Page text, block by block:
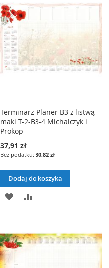
ŻYCZEŃ
Terminarz-Planer B3 z listwą
maki T-2-B3-4 Michalczyk i
Prokop
37,91 zł
30,82 zł
Dodaj do koszyka
DODAJ
ŻYCZEŃ